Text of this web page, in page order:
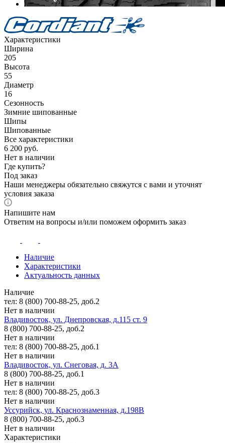
Характеристики
Ширина
205
Высота
55
Диаметр
16
Сезонность
Зимние шипованные
Шипы
Шипованные
Все характеристики
6 200 руб.
Нет в наличии
Где купить?
Под заказ
Наши менеджеры обязательно свяжутся с вами и уточнят
условия заказа
Напишите нам
Ответим на вопросы и/или поможем оформить заказ
Наличие
Характеристики
Актуальность данных
Наличие
тел: 8 (800) 700-88-25, доб.2
Нет в наличии
Владивосток, ул. Днепровская, д.115 ст. 9
8 (800) 700-88-25, доб.2
Нет в наличии
тел: 8 (800) 700-88-25, доб.1
Нет в наличии
Владивосток, ул. Снеговая, д. 3А
8 (800) 700-88-25, доб.1
Нет в наличии
тел: 8 (800) 700-88-25, доб.3
Нет в наличии
Уссурийск, ул. Краснознаменная, д.198В
8 (800) 700-88-25, доб.3
Нет в наличии
Характеристики